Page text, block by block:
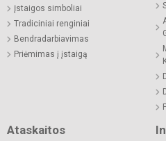
Įstaigos simboliai
Tradiciniai renginiai
Bendradarbiavimas
Priėmimas į įstaigą
Ataskaitos